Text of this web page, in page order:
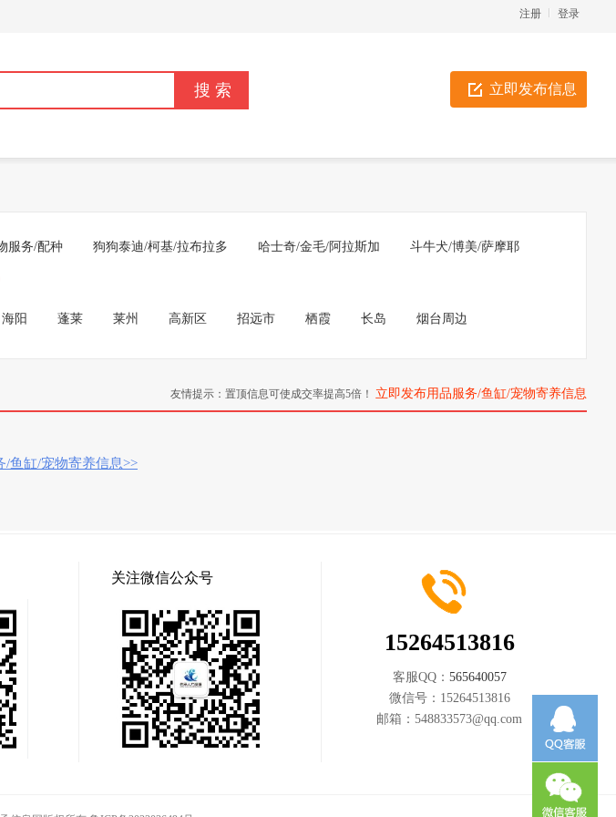
登录
注册
立即发布信息
服务/配种 狗狗泰迪/柯基/拉布拉多 哈士奇/金毛/阿拉斯加 斗牛犬/博美/萨摩耶
海阳 蓬莱 莱州 高新区 招远市 栖霞 长岛 烟台周边
友情提示：置顶信息可使成交率提高5倍！ 立即发布用品服务/鱼缸/宠物寄养信息
/鱼缸/宠物寄养信息>>
关注微信公众号
15264513816
客服QQ： 565640057
微信号： 15264513816
邮箱： 548833573@qq.com